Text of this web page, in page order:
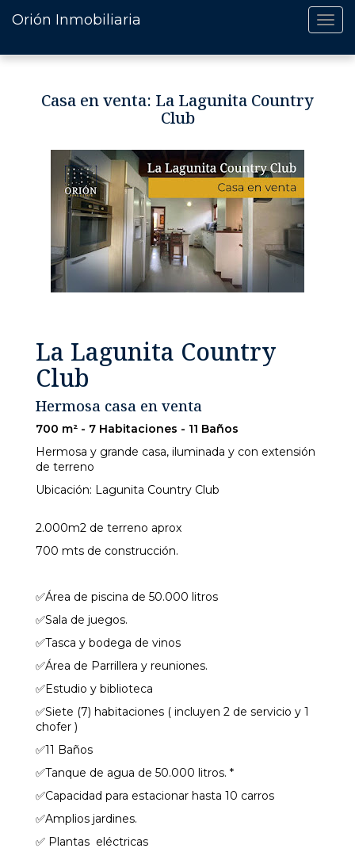
Orión Inmobiliaria
Casa en venta: La Lagunita Country
Club
La Lagunita Country
Club
Hermosa casa en venta
700 m² - 7 Habitaciones - 11 Baños
Hermosa y grande casa, iluminada y con extensión
de terreno
Ubicación: Lagunita Country Club
2.000m2 de terreno aprox
700 mts de construcción.
✅Área de piscina de 50.000 litros
✅Sala de juegos.
✅Tasca y bodega de vinos
✅Área de Parrillera y reuniones.
✅Estudio y biblioteca
✅Siete (7) habitaciones ( incluyen 2 de servicio y 1
chofer )
✅11 Baños
✅Tanque de agua de 50.000 litros. *
✅Capacidad para estacionar hasta 10 carros
✅Amplios jardines.
✅ Plantas eléctricas